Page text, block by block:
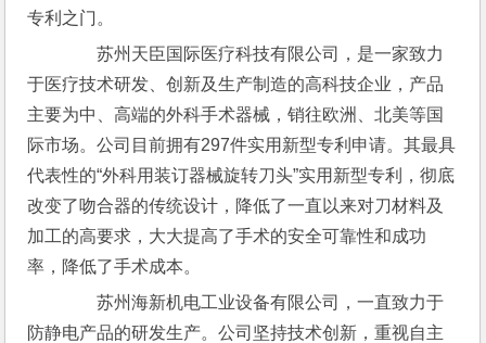
专利之门。
苏州天臣国际医疗科技有限公司，是一家致力
于医疗技术研发、创新及生产制造的高科技企业，产品
主要为中、高端的外科手术器械，销往欧洲、北美等国
际市场。公司目前拥有297件实用新型专利申请。其最具
代表性的“外科用装订器械旋转刀头”实用新型专利，彻底
改变了吻合器的传统设计，降低了一直以来对刀材料及
加工的高要求，大大提高了手术的安全可靠性和成功
率，降低了手术成本。
苏州海新机电工业设备有限公司，一直致力于
防静电产品的研发生产。公司坚持技术创新，重视自主